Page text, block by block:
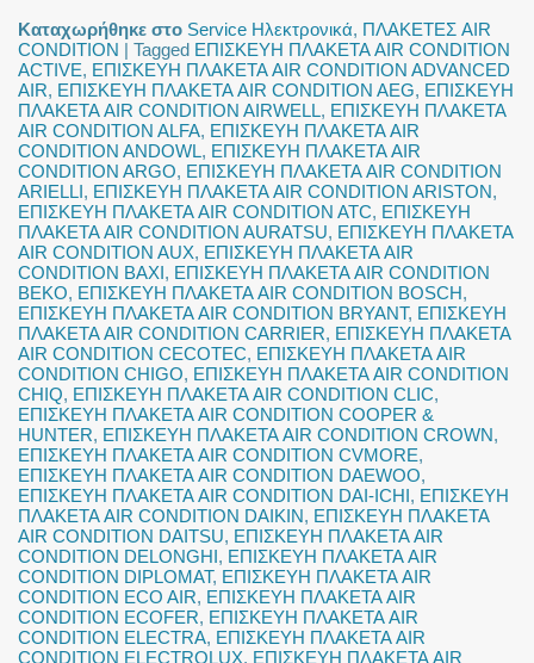
Καταχωρήθηκε στο Service Ηλεκτρονικά, ΠΛΑΚΕΤΕΣ AIR
CONDITION |Tagged ΕΠΙΣΚΕΥΗ ΠΛΑΚΕΤΑ AIR CONDITION
ACTIVE, ΕΠΙΣΚΕΥΗ ΠΛΑΚΕΤΑ AIR CONDITION ADVANCED
AIR, ΕΠΙΣΚΕΥΗ ΠΛΑΚΕΤΑ AIR CONDITION AEG, ΕΠΙΣΚΕΥΗ
ΠΛΑΚΕΤΑ AIR CONDITION AIRWELL, ΕΠΙΣΚΕΥΗ ΠΛΑΚΕΤΑ
AIR CONDITION ALFA, ΕΠΙΣΚΕΥΗ ΠΛΑΚΕΤΑ AIR
CONDITION ANDOWL, ΕΠΙΣΚΕΥΗ ΠΛΑΚΕΤΑ AIR
CONDITION ARGO, ΕΠΙΣΚΕΥΗ ΠΛΑΚΕΤΑ AIR CONDITION
ARIELLI, ΕΠΙΣΚΕΥΗ ΠΛΑΚΕΤΑ AIR CONDITION ARISTON,
ΕΠΙΣΚΕΥΗ ΠΛΑΚΕΤΑ AIR CONDITION ATC, ΕΠΙΣΚΕΥΗ
ΠΛΑΚΕΤΑ AIR CONDITION AURATSU, ΕΠΙΣΚΕΥΗ ΠΛΑΚΕΤΑ
AIR CONDITION AUX, ΕΠΙΣΚΕΥΗ ΠΛΑΚΕΤΑ AIR
CONDITION BAXI, ΕΠΙΣΚΕΥΗ ΠΛΑΚΕΤΑ AIR CONDITION
BEKO, ΕΠΙΣΚΕΥΗ ΠΛΑΚΕΤΑ AIR CONDITION BOSCH,
ΕΠΙΣΚΕΥΗ ΠΛΑΚΕΤΑ AIR CONDITION BRYANT, ΕΠΙΣΚΕΥΗ
ΠΛΑΚΕΤΑ AIR CONDITION CARRIER, ΕΠΙΣΚΕΥΗ ΠΛΑΚΕΤΑ
AIR CONDITION CECOTEC, ΕΠΙΣΚΕΥΗ ΠΛΑΚΕΤΑ AIR
CONDITION CHIGO, ΕΠΙΣΚΕΥΗ ΠΛΑΚΕΤΑ AIR CONDITION
CHIQ, ΕΠΙΣΚΕΥΗ ΠΛΑΚΕΤΑ AIR CONDITION CLIC,
ΕΠΙΣΚΕΥΗ ΠΛΑΚΕΤΑ AIR CONDITION COOPER &
HUNTER, ΕΠΙΣΚΕΥΗ ΠΛΑΚΕΤΑ AIR CONDITION CROWN,
ΕΠΙΣΚΕΥΗ ΠΛΑΚΕΤΑ AIR CONDITION CVMORE,
ΕΠΙΣΚΕΥΗ ΠΛΑΚΕΤΑ AIR CONDITION DAEWOO,
ΕΠΙΣΚΕΥΗ ΠΛΑΚΕΤΑ AIR CONDITION DAI-ICHI, ΕΠΙΣΚΕΥΗ
ΠΛΑΚΕΤΑ AIR CONDITION DAIKIN, ΕΠΙΣΚΕΥΗ ΠΛΑΚΕΤΑ
AIR CONDITION DAITSU, ΕΠΙΣΚΕΥΗ ΠΛΑΚΕΤΑ AIR
CONDITION DELONGHI, ΕΠΙΣΚΕΥΗ ΠΛΑΚΕΤΑ AIR
CONDITION DIPLOMAT, ΕΠΙΣΚΕΥΗ ΠΛΑΚΕΤΑ AIR
CONDITION ECO AIR, ΕΠΙΣΚΕΥΗ ΠΛΑΚΕΤΑ AIR
CONDITION ECOFER, ΕΠΙΣΚΕΥΗ ΠΛΑΚΕΤΑ AIR
CONDITION ELECTRA, ΕΠΙΣΚΕΥΗ ΠΛΑΚΕΤΑ AIR
CONDITION ELECTROLUX, ΕΠΙΣΚΕΥΗ ΠΛΑΚΕΤΑ AIR